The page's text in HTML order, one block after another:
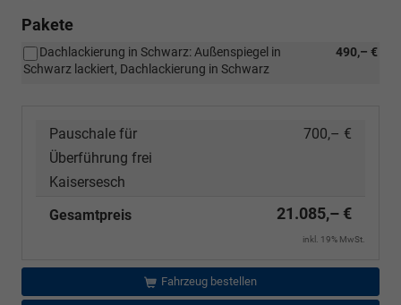
Pakete
490,– €
Dachlackierung in Schwarz: Außenspiegel in
Schwarz lackiert, Dachlackierung in Schwarz
Pauschale für
Überführung frei
Kaisersesch
700,– €
Gesamtpreis 21.085,– €
inkl. 19% MwSt.
Fahrzeug bestellen